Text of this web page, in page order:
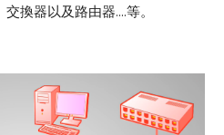
換器以及路由器....等。